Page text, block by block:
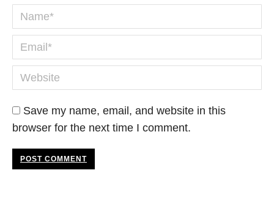
Name *
Email *
Website
Save my name, email, and website in this
browser for the next time I comment.
POST COMMENT